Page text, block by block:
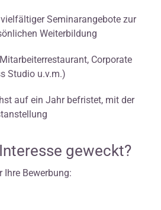
Seminarangebote zur
Weiterbildung
Corporate
Studio u.v.m.)
auf ein Jahr befristet, mit der
geweckt?
Ihre Bewerbung: